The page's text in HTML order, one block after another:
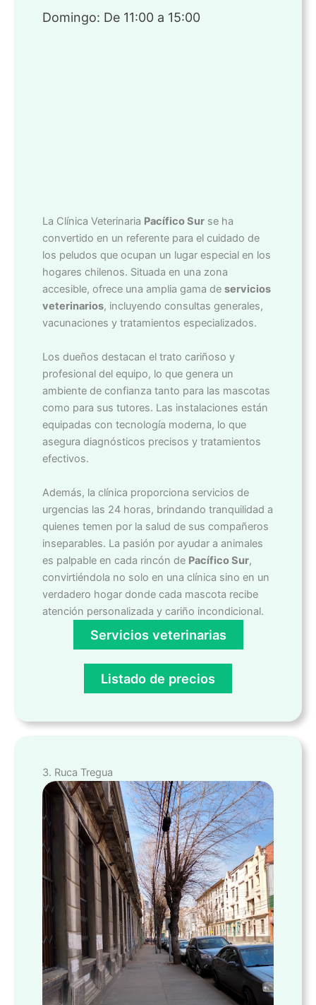
Domingo: De 11:00 a 15:00
La Clínica Veterinaria Pacífico Sur se ha
convertido en un referente para el cuidado de
los peludos que ocupan un lugar especial en los
hogares chilenos. Situada en una zona
accesible, ofrece una amplia gama de servicios
veterinarios, incluyendo consultas generales,
vacunaciones y tratamientos especializados.
Los dueños destacan el trato cariñoso y
profesional del equipo, lo que genera un
ambiente de confianza tanto para las mascotas
como para sus tutores. Las instalaciones están
equipadas con tecnología moderna, lo que
asegura diagnósticos precisos y tratamientos
efectivos.
Además, la clínica proporciona servicios de
urgencias las 24 horas, brindando tranquilidad a
quienes temen por la salud de sus compañeros
inseparables. La pasión por ayudar a animales
es palpable en cada rincón de Pacífico Sur,
convirtiéndola no solo en una clínica sino en un
verdadero hogar donde cada mascota recibe
atención personalizada y cariño incondicional.
Servicios veterinarias
Listado de precios
3. Ruca Tregua